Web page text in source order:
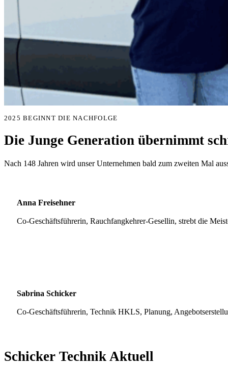
2025 BEGINNT DIE NACHFOLGE
Die Junge Generation übernimmt
Nach 148 Jahren wird unser Unternehmen bald zum zweiten Mal
Anna Freisehner
Co-Geschäftsführerin, Rauchfangkehrer-Gesellin, strebt die
Sabrina Schicker
Co-Geschäftsführerin, Technik HKLS, Planung,
Schicker Technik Aktuell